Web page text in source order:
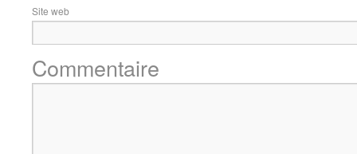
Site web
Commentaire